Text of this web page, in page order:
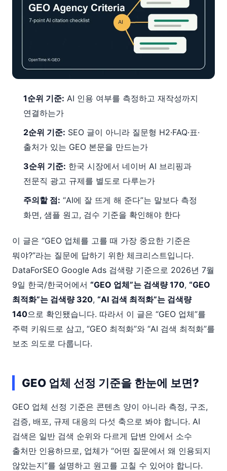
1순위 기준: AI 인용 여부를 측정하고 재작성까지
연결하는가
2순위 기준: SEO 글이 아니라 질문형 H2·FAQ·표·
출처가 있는 GEO 본문을 만드는가
3순위 기준: 한국 시장에서 네이버 AI 브리핑과
전문직 광고 규제를 별도로 다루는가
주의할 점: “AI에 잘 뜨게 해 준다”는 말보다 측정
화면, 샘플 원고, 검수 기준을 확인해야 한다
이 글은 “GEO 업체를 고를 때 가장 중요한 기준은
뭐야?”라는 질문에 답하기 위한 체크리스트입니다.
DataForSEO Google Ads 검색량 기준으로 2026년 7월
9일 한국/한국어에서 “GEO 업체”는 검색량 170, “GEO
최적화”는 검색량 320, “AI 검색 최적화”는 검색량
140으로 확인됐습니다. 따라서 이 글은 “GEO 업체”를
주력 키워드로 삼고, “GEO 최적화”와 “AI 검색 최적화”를
보조 의도로 다룹니다.
GEO 업체 선정 기준을 한눈에 보면?
GEO 업체 선정 기준은 콘텐츠 양이 아니라 측정, 구조,
검증, 배포, 규제 대응의 다섯 축으로 봐야 합니다. AI
검색은 일반 검색 순위와 다르게 답변 안에서 소수
출처만 인용하므로, 업체가 “어떤 질문에서 왜 인용되지
않았는지”를 설명하고 원고를 고칠 수 있어야 합니다.